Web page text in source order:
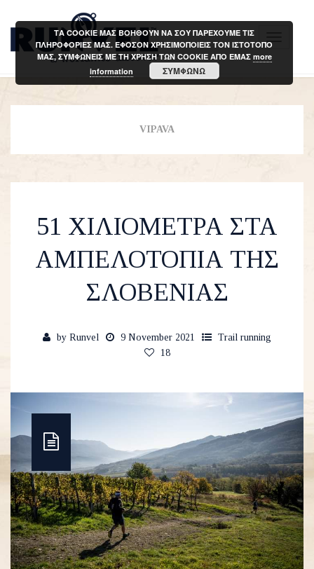
v
t
VIPAVA
51 ΧΙΛΙΟΜΕΤΡΑ ΣΤΑ
ΑΜΠΕΛΟΤΟΠΙΑ ΤΗΣ
ΣΛΟΒΕΝΙΑΣ
by Runvel 9 November 2021
Trail running
18
ΤΑ COOKIE ΜΑΣ ΒΟΗΘΟΥΝ ΝΑ ΣΟΥ ΠΑΡΕΧΟΥΜΕ ΤΙΣ
ΠΛΗΡΟΦΟΡΙΕΣ ΜΑΣ. ΕΦΟΣΟΝ ΧΡΗΣΙΜΟΠΟΙΕΙΣ ΤΟΝ ΙΣΤΟΤΟΠΟ
ΜΑΣ, ΣΥΜΦΩΝΕΙΣ ΜΕ ΤΗ ΧΡΗΣΗ ΤΩΝ COOKIE ΑΠΟ ΕΜΑΣ more
information
ΣΥΜΦΩΝΩ